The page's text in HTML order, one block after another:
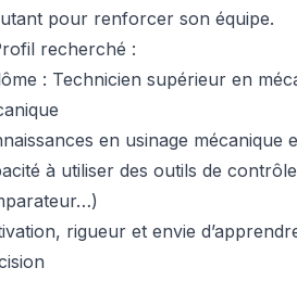
pour renforcer son équipe.
recherché :
: Technicien supérieur en
en usinage mécanique
à utiliser des outils de
rigueur et envie